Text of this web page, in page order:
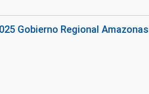
Gobierno Regional Amazonas